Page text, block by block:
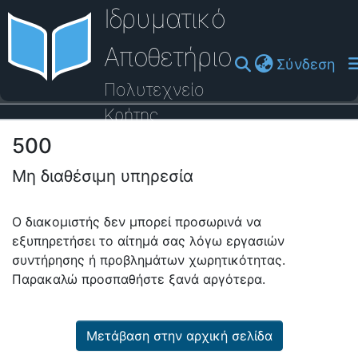
Ιδρυματικό
Αποθετήριο
Πολυτεχνείο
Κρήτης
Σύνδεση
Οδηγός Βοήθειας
500
Μη διαθέσιμη υπηρεσία
Ο διακομιστής δεν μπορεί προσωρινά να
εξυπηρετήσει το αίτημά σας λόγω εργασιών
συντήρησης ή προβλημάτων χωρητικότητας.
Παρακαλώ προσπαθήστε ξανά αργότερα.
Μετάβαση στην αρχική σελίδα